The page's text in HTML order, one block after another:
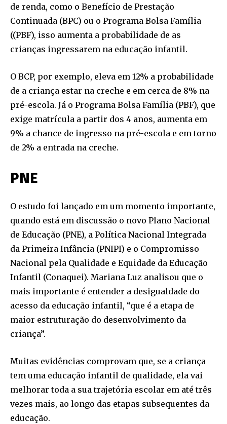
de renda, como o Benefício de Prestação
Continuada (BPC) ou o Programa Bolsa Família
((PBF), isso aumenta a probabilidade de as
crianças ingressarem na educação infantil.
O BCP, por exemplo, eleva em 12% a probabilidade
de a criança estar na creche e em cerca de 8% na
pré-escola. Já o Programa Bolsa Família (PBF), que
exige matrícula a partir dos 4 anos, aumenta em
9% a chance de ingresso na pré-escola e em torno
de 2% a entrada na creche.
PNE
O estudo foi lançado em um momento importante,
quando está em discussão o novo Plano Nacional
de Educação (PNE), a Política Nacional Integrada
da Primeira Infância (PNIPI) e o Compromisso
Nacional pela Qualidade e Equidade da Educação
Infantil (Conaquei). Mariana Luz analisou que o
mais importante é entender a desigualdade do
acesso da educação infantil, “que é a etapa de
maior estruturação do desenvolvimento da
criança”.
Muitas evidências comprovam que, se a criança
tem uma educação infantil de qualidade, ela vai
melhorar toda a sua trajetória escolar em até três
vezes mais, ao longo das etapas subsequentes da
educação.